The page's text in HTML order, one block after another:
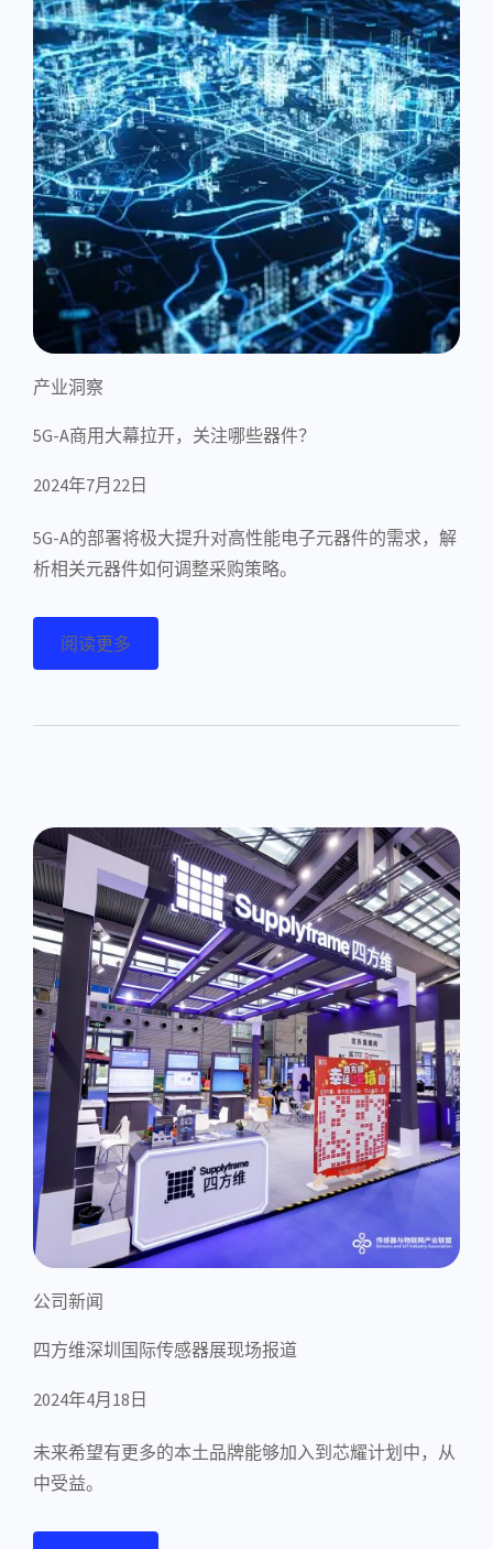
产业洞察
5G-A商用大幕拉开，关注哪些器件？
2024年7月22日
5G-A的部署将极大提升对高性能电子元器件的需求，解
析相关元器件如何调整采购策略。
阅读更多
公司新闻
四方维深圳国际传感器展现场报道
2024年4月18日
未来希望有更多的本土品牌能够加入到芯耀计划中，从
中受益。